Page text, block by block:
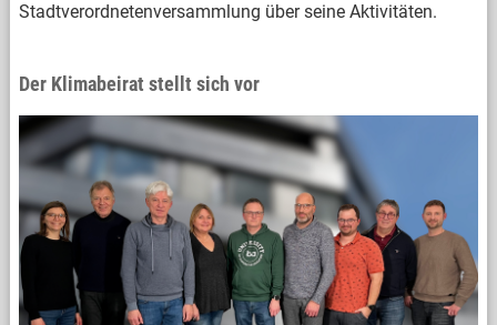
Stadtverordnetenversammlung über seine Aktivitäten.
Der Klimabeirat stellt sich vor